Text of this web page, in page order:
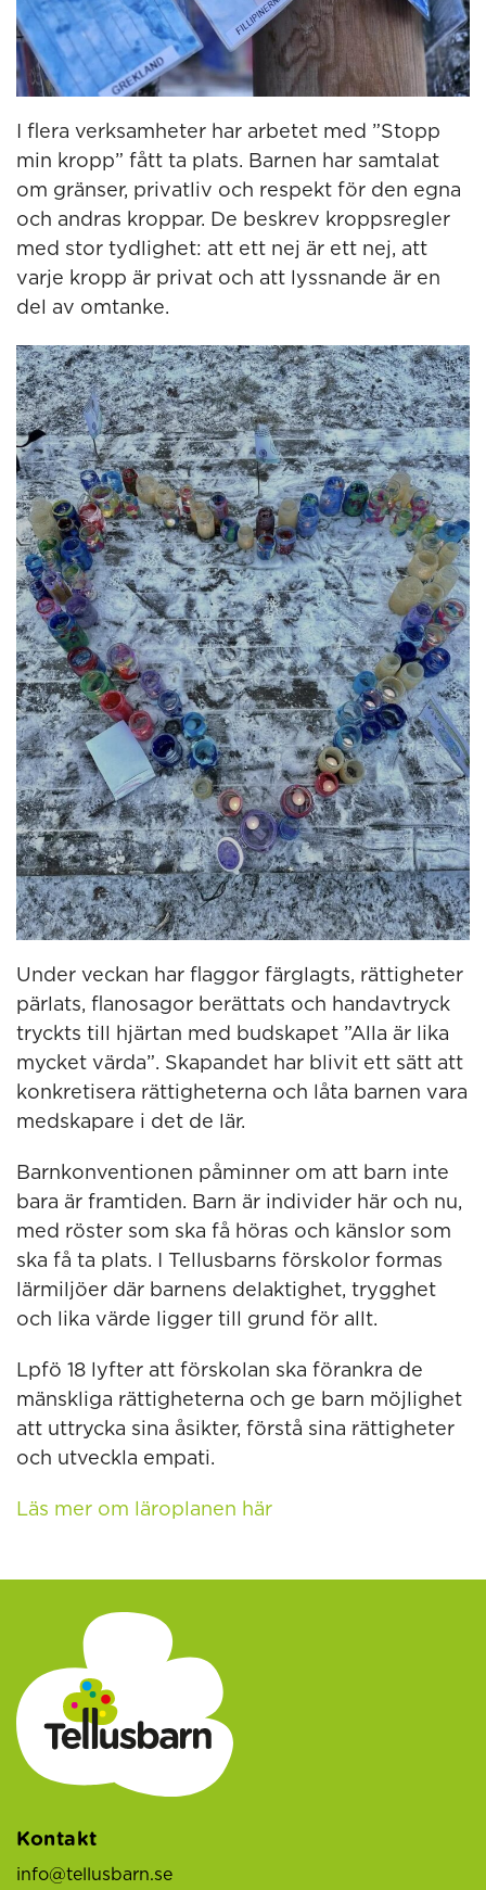
I flera verksamheter har arbetet med ”Stopp
min kropp” fått ta plats. Barnen har samtalat
om gränser, privatliv och respekt för den egna
och andras kroppar. De beskrev kroppsregler
med stor tydlighet: att ett nej är ett nej, att
varje kropp är privat och att lyssnande är en
del av omtanke.
Under veckan har flaggor färglagts, rättigheter
pärlats, flanosagor berättats och handavtryck
tryckts till hjärtan med budskapet ”Alla är lika
mycket värda”. Skapandet har blivit ett sätt att
konkretisera rättigheterna och låta barnen vara
medskapare i det de lär.
Barnkonventionen påminner om att barn inte
bara är framtiden. Barn är individer här och nu,
med röster som ska få höras och känslor som
ska få ta plats. I Tellusbarns förskolor formas
lärmiljöer där barnens delaktighet, trygghet
och lika värde ligger till grund för allt.
Lpfö 18 lyfter att förskolan ska förankra de
mänskliga rättigheterna och ge barn möjlighet
att uttrycka sina åsikter, förstå sina rättigheter
och utveckla empati.
Läs mer om läroplanen här
Kontakt
info@tellusbarn.se